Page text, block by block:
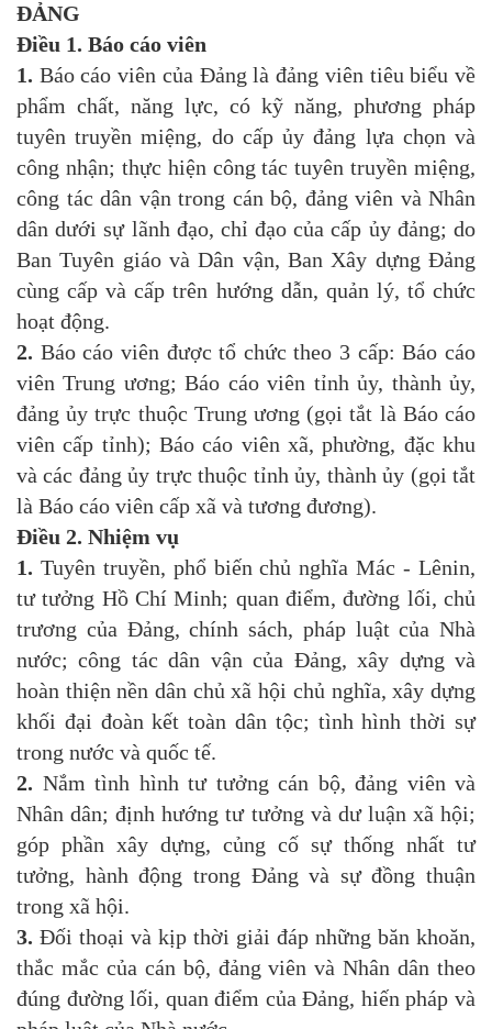
ĐẢNG
Điều 1. Báo cáo viên
1. Báo cáo viên của Đảng là đảng viên tiêu biểu về
phẩm chất, năng lực, có kỹ năng, phương pháp
tuyên truyền miệng, do cấp ủy đảng lựa chọn và
công nhận; thực hiện công tác tuyên truyền miệng,
công tác dân vận trong cán bộ, đảng viên và Nhân
dân dưới sự lãnh đạo, chỉ đạo của cấp ủy đảng; do
Ban Tuyên giáo và Dân vận, Ban Xây dựng Đảng
cùng cấp và cấp trên hướng dẫn, quản lý, tổ chức
hoạt động.
2. Báo cáo viên được tổ chức theo 3 cấp: Báo cáo
viên Trung ương; Báo cáo viên tỉnh ủy, thành ủy,
đảng ủy trực thuộc Trung ương (gọi tắt là Báo cáo
viên cấp tỉnh); Báo cáo viên xã, phường, đặc khu
và các đảng ủy trực thuộc tỉnh ủy, thành ủy (gọi tắt
là Báo cáo viên cấp xã và tương đương).
Điều 2. Nhiệm vụ
1. Tuyên truyền, phổ biến chủ nghĩa Mác - Lênin,
tư tưởng Hồ Chí Minh; quan điểm, đường lối, chủ
trương của Đảng, chính sách, pháp luật của Nhà
nước; công tác dân vận của Đảng, xây dựng và
hoàn thiện nền dân chủ xã hội chủ nghĩa, xây dựng
khối đại đoàn kết toàn dân tộc; tình hình thời sự
trong nước và quốc tế.
2. Nắm tình hình tư tưởng cán bộ, đảng viên và
Nhân dân; định hướng tư tưởng và dư luận xã hội;
góp phần xây dựng, củng cố sự thống nhất tư
tưởng, hành động trong Đảng và sự đồng thuận
trong xã hội.
3. Đối thoại và kịp thời giải đáp những băn khoăn,
thắc mắc của cán bộ, đảng viên và Nhân dân theo
đúng đường lối, quan điểm của Đảng, hiến pháp và